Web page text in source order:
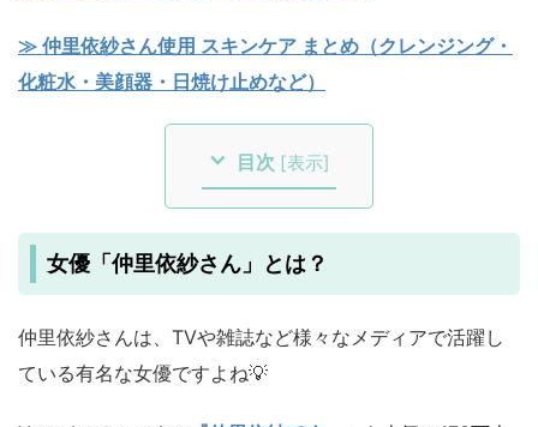
≫ 仲里依紗さん使用 スキンケア まとめ（クレンジング・
化粧水・美顔器・日焼け止めなど）
目次 [表示]
女優「仲里依紗さん」とは？
仲里依紗さんは、TVや雑誌など様々なメディアで活躍し
ている有名な女優ですよね💡